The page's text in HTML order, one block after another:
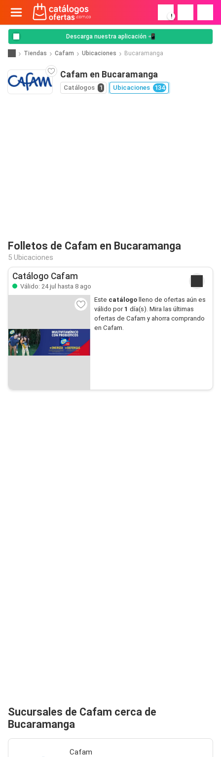
!
Descarga nuestra aplicación 📲
Tiendas Cafam Ubicaciones Bucaramanga
Cafam en Bucaramanga
Catálogos 1 Ubicaciones 134
Folletos de Cafam en Bucaramanga
5 Ubicaciones
Catálogo Cafam
Válido: 24 jul hasta 8 ago
Este catálogolleno de ofertas aún es
válido por 1 día(s). Mira las últimas
ofertas de Cafam y ahorra comprando
en Cafam.
Sucursales de Cafam cerca de
Bucaramanga
Cafam